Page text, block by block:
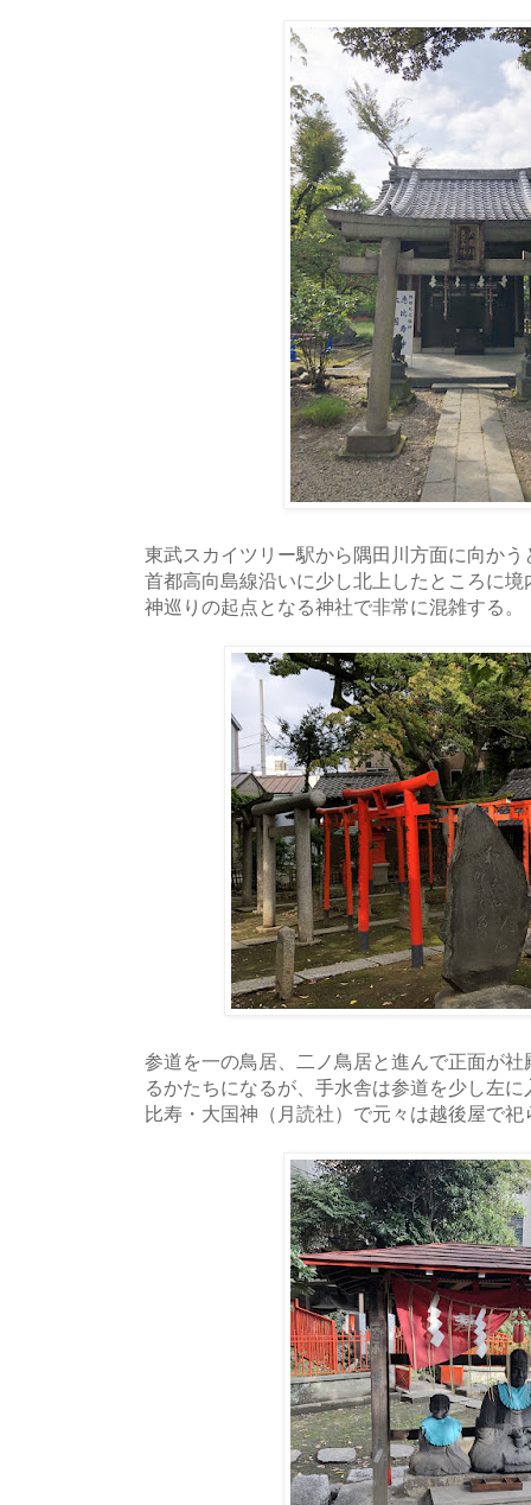
東武スカイツリー駅から隅田川方面に向か
首都高向島線沿いに少し北上したところに
神巡りの起点となる神社で非常に混雑する。
参道を一の鳥居、二ノ鳥居と進んで正面が
るかたちになるが、手水舎は参道を少し左
比寿・大国神（月読社）で元々は越後屋で